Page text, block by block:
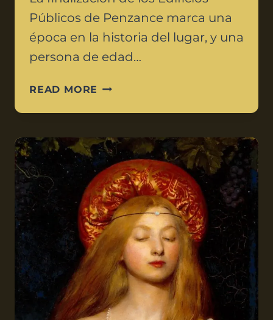
Públicos de Penzance marca una
época en la historia del lugar, y una
persona de edad…
READ MORE